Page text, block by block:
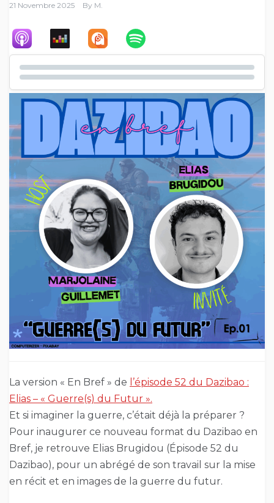
21 Novembre 2025 By M.
La version « En Bref » de l’épisode 52 du Dazibao :
Elias – « Guerre(s) du Futur ».
Et si imaginer la guerre, c’était déjà la préparer ?
Pour inaugurer ce nouveau format du Dazibao en
Bref, je retrouve Elias Brugidou (Épisode 52 du
Dazibao), pour un abrégé de son travail sur la mise
en récit et en images de la guerre du futur.